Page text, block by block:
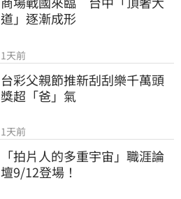
道」逐漸成形
1天前
台彩父親節推新刮刮樂千萬頭
獎超「爸」氣
1天前
「拍片人的多重宇宙」職涯論
壇9/12登場！